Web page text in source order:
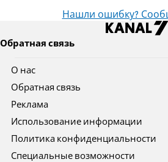
Нашли ошибку?
Обратная связь
О нас
Обратная связь
Реклама
Использование информации
Политика конфиденциальности
Специальные возможности